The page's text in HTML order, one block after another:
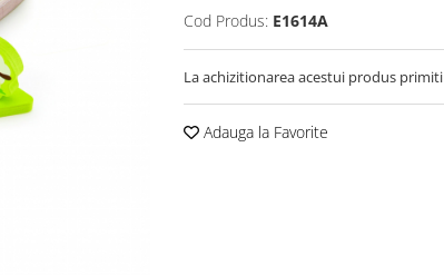
Cod Produs: E1614A
La achizitionarea acestui produs primiti
Adauga la Favorite